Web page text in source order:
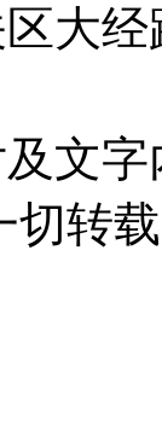
大
文
切转载